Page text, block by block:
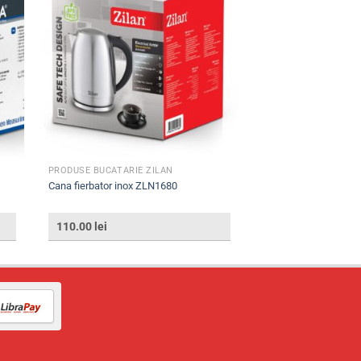
PRODUSE BUCATARIE ZILAN
Cana fierbator inox ZLN1680
110.00 lei